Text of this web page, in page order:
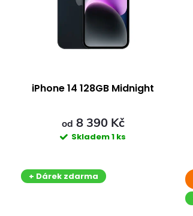
iPhone 14 128GB Midnight
od 8 390 Kč
Skladem1 ks
+ Dárek zdarma